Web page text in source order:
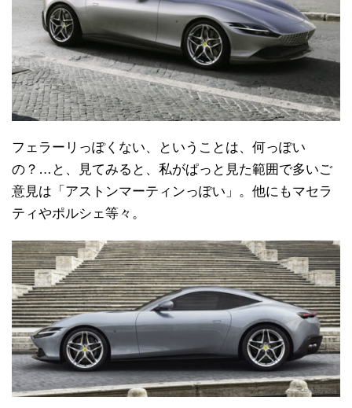
フェラーリっぽくない、ということは、何っぽい
の？…と、見てみると、私がぱっと見た範囲で多いご
意見は「アストンマーティンっぽい」。他にもマセラ
ティやポルシェ等々。